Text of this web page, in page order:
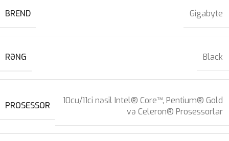
BREND
Gigabyte
RƏNG Black
PROSESSOR
10cu/11ci nəsil Intel® Core™, Pentium® Gold
və Celeron® Prosessorlar